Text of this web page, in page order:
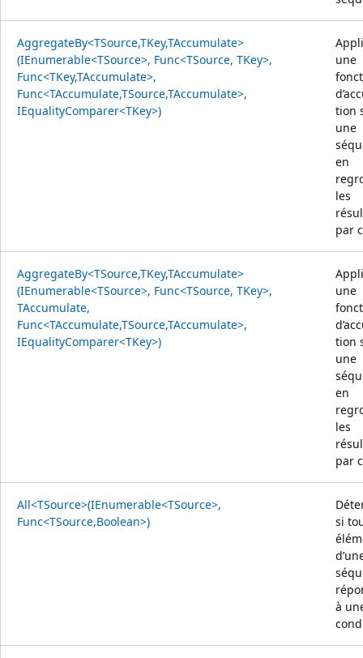
AggregateBy<TSource,TKey,TAccumulate>
(IEnumerable<TSource>, Func<TSource, TKey>,
Func<TKey,TAccumulate>,
Func<TAccumulate,TSource,TAccumulate>,
IEqualityComparer<TKey>)
une
tion
une
en
les
par
AggregateBy<TSource,TKey,TAccumulate>
(IEnumerable<TSource>, Func<TSource, TKey>,
TAccumulate,
Func<TAccumulate,TSource,TAccumulate>,
IEqualityComparer<TKey>)
une
tion
une
en
les
par
All<TSource>(IEnumerable<TSource>,
Func<TSource,Boolean>)
si
à